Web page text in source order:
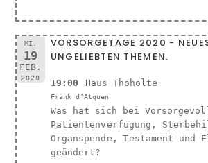
MI.
19
FEB.
2020
VORSORGETAGE 2020 -
UNGELIEBTEN THEMEN.
19:00 Haus Thoholte
Frank d’Alquen
Was hat sich bei
Patientenverfügung,
Organspende, Testament
geändert?